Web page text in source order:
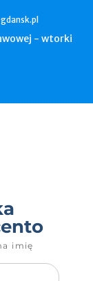
- wtorki
imię